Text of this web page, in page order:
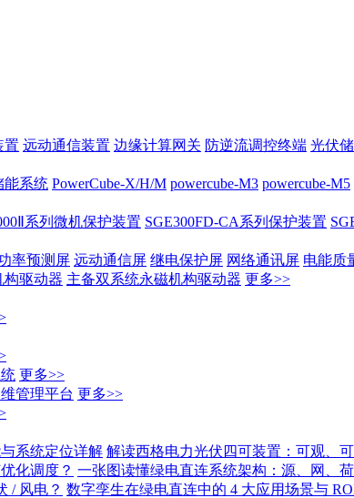
置 远动通信装置 边缘计算网关 防逆流调控终端 光伏
能系统 PowerCube-X/H/M powercube-M3 powercube-M5
系列微机保护装置 SGE300FD-CA系列保护装置
率预测屏 远动通信屏 继电保护屏 网络通讯屏 电能质
构驱动器 主备双系统永磁机构驱动器 更多>>
更多>>
管理平台 更多>>
系统定位详解 解读西格电力光伏四可装置：可观、
化调度？ 一张图读懂绿电直连系统架构：源、网、
/ 风电？ 数字孪生在绿电直连中的 4 大应用场景与